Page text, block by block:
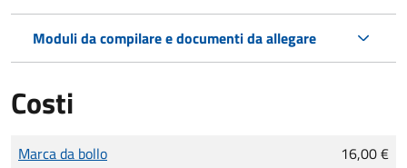
Moduli da compilare e documenti da allegare
Costi
Tipo di pagamento
Importo
Marca da bollo 16,00 €